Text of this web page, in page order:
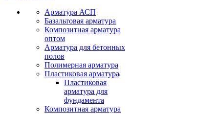
Арматура АСП
Базальтовая арматура
Композитная арматура
оптом
Арматура для бетонных
полов
Полимерная арматура
Пластиковая арматура
Пластиковая
арматура для
фундамента
Композитная арматура